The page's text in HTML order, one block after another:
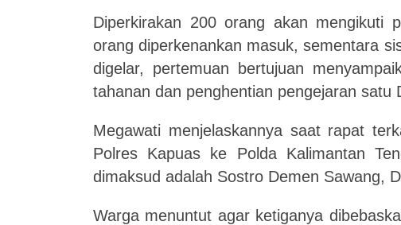
Diperkirakan 200 orang akan mengikuti
orang diperkenankan masuk, sementara
digelar, pertemuan bertujuan
tahanan dan penghentian pengejaran satu
Megawati menjelaskannya saat rapat
Polres Kapuas ke Polda Kalimantan
dimaksud adalah Sostro Demen Sawang,
Warga menuntut agar ketiganya